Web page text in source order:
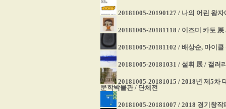
20181005-20190127 / 나의 어린 왕
20181005-20181118 / 이즈미 카토
20181005-20181102 / 배상순, 마이
20181005-20181031 / 설휘 展 / 갤러
20181005-20181015 / 2018년 제5차
문학박물관 / 단체전
20181005-20181007 / 2018 경기창